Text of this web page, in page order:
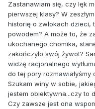
Zastanawiam się, czy lęk
pierwszej klasy? W
historię o zwłokach dzieci,
powodem? A może to, że
ukochanego chomika,
zakończyło swój żywot?
widzę racjonalnego
do tej pory rozmawiałyśmy
Szukam winy w sobie,
jestem obiektywna...czy to
Czy zawsze jest ona